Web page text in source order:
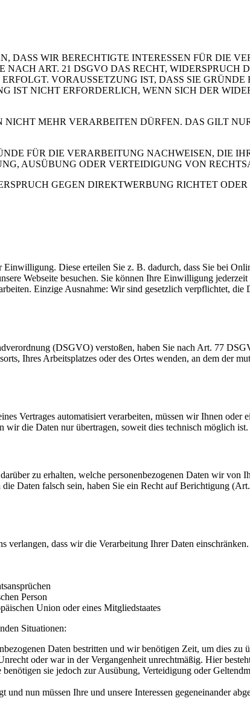
DASS WIR BERECHTIGTE INTERESSEN FÜR DIE
NACH ART. 21 DSGVO DAS RECHT,
VORAUSSETZUNG IST, DASS SIE
IST NICHT ERFORDERLICH, WENN SICH DER
NICHT MEHR VERARBEITEN DÜRFEN. DAS GILT
FÜR DIE VERARBEITUNG NACHWEISEN, DIE
AUSÜBUNG ODER VERTEIDIGUNG VON
GEGEN DIREKTWERBUNG RICHTET
Diese erteilen Sie z. B. dadurch, dass Sie bei
Webseite besuchen. Sie können Ihre Einwilligung
Einzige Ausnahme: Wir sind gesetzlich verpflichtet,
(DSGVO) verstoßen, haben Sie nach Art. 77
Ihres Arbeitsplatzes oder des Ortes wenden, an dem der
Vertrages automatisiert verarbeiten, müssen wir Ihnen oder
die Daten nur übertragen, soweit dies technisch möglich ist.
zu erhalten, welche personenbezogenen Daten wir von
Daten falsch sein, haben Sie ein Recht auf Berichtigung
dass wir die Verarbeitung Ihrer Daten
Person
Union oder eines Mitgliedstaates
Situationen:
Daten bestritten und wir benötigen Zeit, um dies
oder war in der Vergangenheit unrechtmäßig. Hier
sie jedoch zur Ausübung, Verteidigung oder
nun müssen Ihre und unsere Interessen gegeneinander